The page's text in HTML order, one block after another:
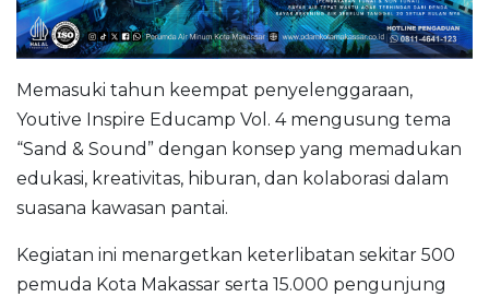
Memasuki tahun keempat penyelenggaraan,
Youtive Inspire Educamp Vol. 4 mengusung tema
“Sand & Sound” dengan konsep yang memadukan
edukasi, kreativitas, hiburan, dan kolaborasi dalam
suasana kawasan pantai.
Kegiatan ini menargetkan keterlibatan sekitar 500
pemuda Kota Makassar serta 15.000 pengunjung